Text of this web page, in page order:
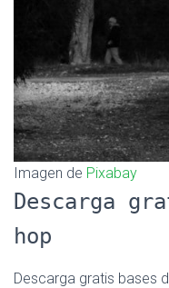
Imagen de Pixabay
Descarga
hop
Descarga gratis bases